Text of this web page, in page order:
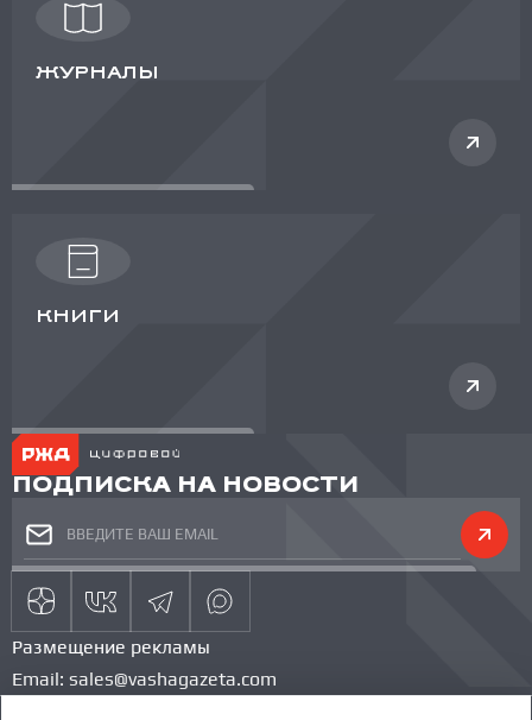
ЖУРНАЛЫ
КНИГИ
ПОДПИСКА НА НОВОСТИ
Размещение рекламы
Email: sales@vashagazeta.com